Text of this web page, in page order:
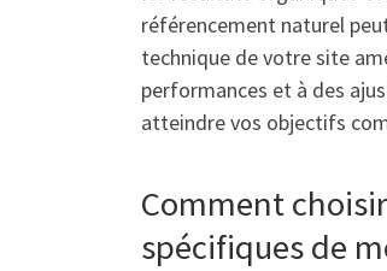
référencement naturel
technique de votre site
performances et à des
atteindre vos objectifs
Comment
spécifiques de